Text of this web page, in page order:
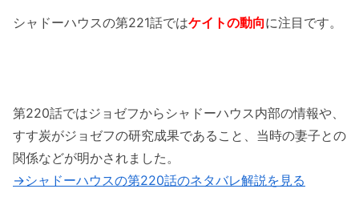
シャドーハウスの221話のネタバレ最新話！こ
供たちの棟の扇動者・アンソニー
「シャドーハウスの221話のネタバレ最新話！
ケイトはジョゼフに何を語る！？」まとめ
シャドーハウスの第221話ではケイトの動向に注目です。
第220話ではジョゼフからシャドーハウス内部の情報や、
すす炭がジョゼフの研究成果であること、当時の妻子との
関係などが明かされました。
→シャドーハウスの第220話のネタバレ解説を見る